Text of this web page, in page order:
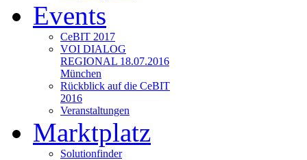
Events
CeBIT 2017
VOI DIALOG
REGIONAL 18.07.2016
München
Rückblick auf die CeBIT
2016
Veranstaltungen
Marktplatz
Solutionfinder